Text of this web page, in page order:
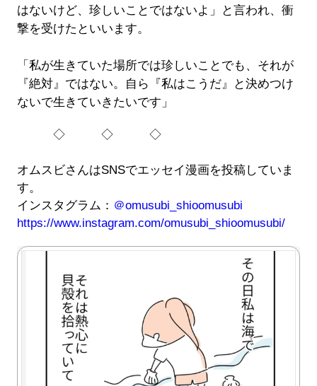
はないけど、珍しいことではないよ」と言われ、衝
撃を受けたといいます。
「私が生きていた場所では珍しいことでも、それが
『絶対』ではない。自ら『私はこうだ』と決めつけ
ないで生きていきたいです」
◇ ◇ ◇
オムスビさんはSNSでエッセイ漫画を投稿していま
す。
インスタグラム： ＠omusubi_shioomusubi
https://www.instagram.com/omusubi_shioomusubi/